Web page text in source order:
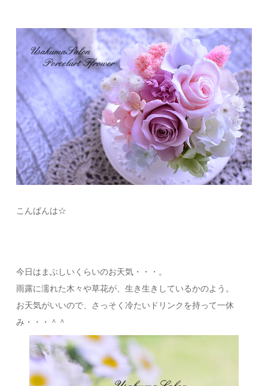
こんばんは☆
今日はまぶしいくらいのお天気・・・。
雨露に濡れた木々や草花が、生き生きしているかのよう。
お天気がいいので、さっそく冷たいドリンクを持って一休
み・・・＾＾